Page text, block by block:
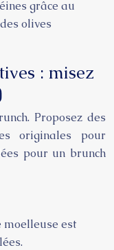
grâce au
olives
: misez
Proposez des
originales pour
pour un brunch
moelleuse est